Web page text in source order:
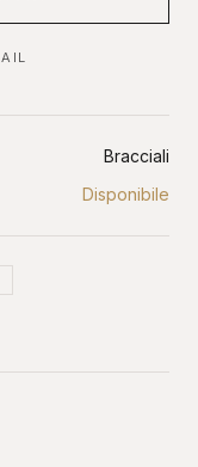
Bracciali
Disponibile